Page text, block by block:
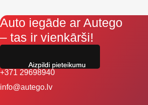
Auto iegāde ar Autego
– tas ir vienkārši!
+371 29698940
info@autego.lv